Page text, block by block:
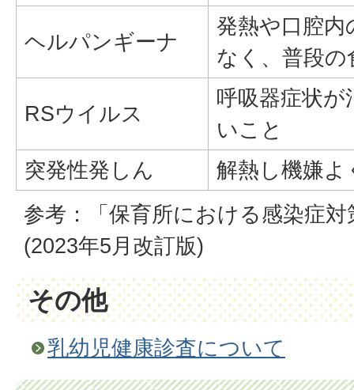
ヘルパンギーナ
発熱や口腔内
なく、普段
RSウイルス
呼吸器症状が
いこと
突発性発しん
解熱し機嫌
参考：「保育所における感染症
(2023年5月改訂版)
その他
乳幼児健康診査について